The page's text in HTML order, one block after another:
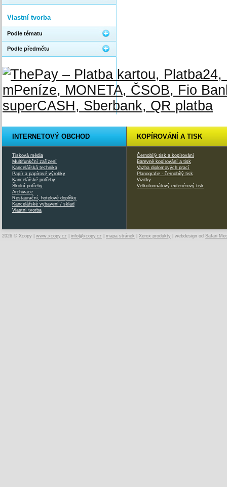
Vlastní tvorba
Podle tématu
Podle předmětu
INTERNETOVÝ OBCHOD
Tisková média
Multifunkční zařízení
Kancelářská technika
Papír a papírové výrobky
Kancelářské potřeby
Školní potřeby
Archivace
Restaurační, hotelové doplňky
Kancelářské vybavení / sklad
Vlastní tvorba
KOPÍROVÁNÍ A TISK
Černobílý tisk a kopírování
Barevné kopírování a tisk
Vazba diplomových prací
Planografie - černobílý tisk
Vizitky
Velkoformátový exteriérový tisk
2026 © Xcopy | www.xcopy.cz info@xcopy.cz mapa stránek Xerox produkty | webdesign od Safari